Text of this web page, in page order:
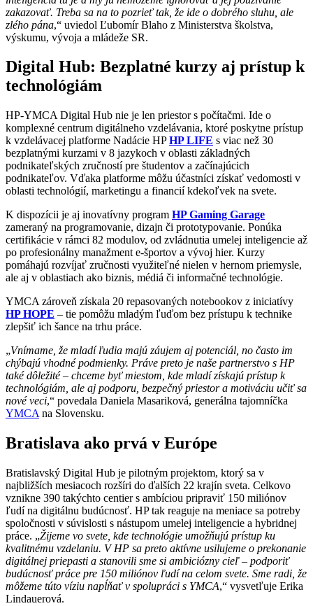
zakazovať. Treba sa na to pozrieť tak, že ide o dobrého sluhu, ale
zlého pána,“ uviedol Ľubomír Blaho z Ministerstva školstva,
výskumu, vývoja a mládeže SR.
Digital Hub: Bezplatné kurzy aj prístup k
technológiám
HP-YMCA Digital Hub nie je len priestor s počítačmi. Ide o
komplexné centrum digitálneho vzdelávania, ktoré poskytne prístup
k vzdelávacej platforme Nadácie HPHP LIFE s viac než 30
bezplatnými kurzami v 8 jazykoch v oblasti základných
podnikateľských zručností pre študentov a začínajúcich
podnikateľov. Vďaka platforme môžu účastníci získať vedomosti v
oblasti technológií, marketingu a financií kdekoľvek na svete.
K dispozícii je aj inovatívny program HP Gaming Garage
zameraný na programovanie, dizajn či prototypovanie. Ponúka
certifikácie v rámci 82 modulov, od zvládnutia umelej inteligencie až
po profesionálny manažment e-športov a vývoj hier. Kurzy
pomáhajú rozvíjať zručnosti využiteľné nielen v hernom priemysle,
ale aj v oblastiach ako biznis, médiá či informačné technológie.
YMCA zároveň získala 20 repasovaných notebookov z iniciatívy
HP HOPE – tie pomôžu mladým ľuďom bez prístupu k technike
zlepšiť ich šance na trhu práce.
„Vnímame, že mladí ľudia majú záujem aj potenciál, no často im
chýbajú vhodné podmienky. Práve preto je naše partnerstvo s HP
také dôležité – chceme byť miestom, kde mladí získajú prístup k
technológiám, ale aj podporu, bezpečný priestor a motiváciu učiť sa
nové veci,“ povedala Daniela Masariková, generálna tajomníčka
YMCA na Slovensku.
Bratislava ako prvá v Európe
Bratislavský Digital Hub je pilotným projektom, ktorý sa v
najbližších mesiacoch rozšíri do ďalších 22 krajín sveta. Celkovo
vznikne 390 takýchto centier s ambíciou pripraviť 150 miliónov
ľudí na digitálnu budúcnosť. HP tak reaguje na meniace sa potreby
spoločnosti v súvislosti s nástupom umelej inteligencie a hybridnej
práce. „Žijeme vo svete, kde technológie umožňujú prístup ku
kvalitnému vzdelaniu. V HP sa preto aktívne usilujeme o prekonanie
digitálnej priepasti a stanovili sme si ambiciózny cieľ – podporiť
budúcnosť práce pre 150 miliónov ľudí na celom svete. Sme radi, že
môžeme túto víziu napĺňať v spolupráci s YMCA,“ vysvetľuje Erika
Lindauerová.